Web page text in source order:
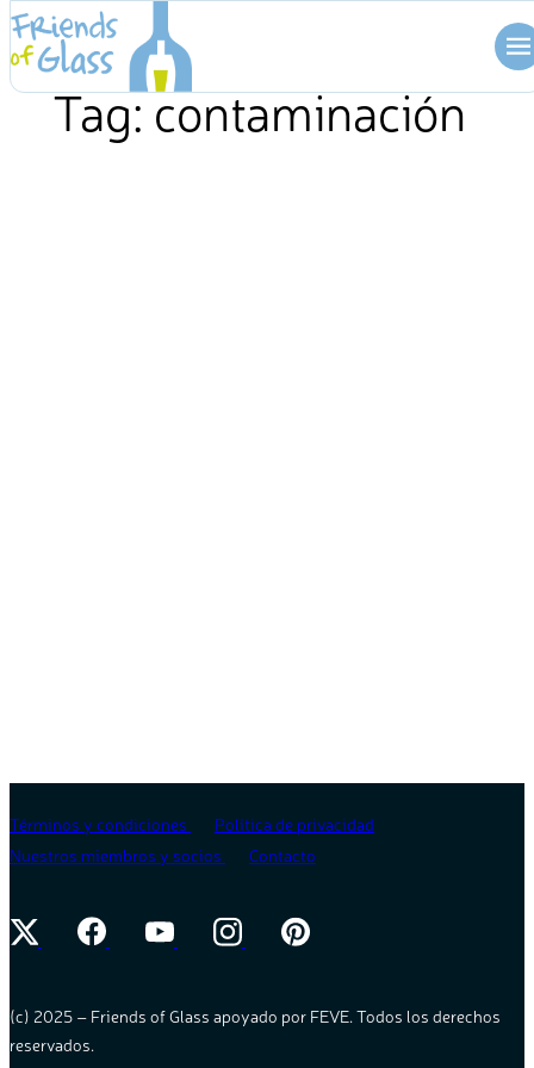
Skip
to
contentTag:contaminación
Términos y condiciones
Política de privacidad
Nuestros miembros y socios
Contacto
(c) 2025 – Friends of Glass apoyado por FEVE. Todos los derechos
reservados.